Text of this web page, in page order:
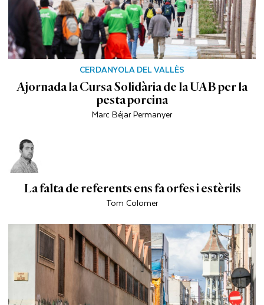
CERDANYOLA DEL VALLÈS
Ajornada la Cursa Solidària de la UAB per la
pesta porcina
Marc Béjar Permanyer
La falta de referents ens fa orfes i estèrils
Tom Colomer